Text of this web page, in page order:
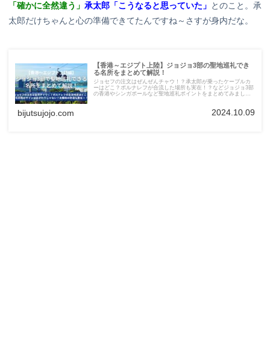
「確かに全然違う」 承太郎「こうなると思っていた」 とのこと。承
太郎だけちゃんと心の準備できてたんですね～さすが身内だな。
【香港～エジプト上陸】ジョジョ3部の聖地巡礼でき
る名所をまとめて解説！
ジョセフの注文はぜんぜんチャウ！？承太郎が乗ったケーブルカ
ーはどこ？ポルナレフが合流した場所も実在！？などジョジョ3部
の香港やシンガポールなど聖地巡礼ポイントをまとめてみまし
bijutsujojo.com 2024.10.09